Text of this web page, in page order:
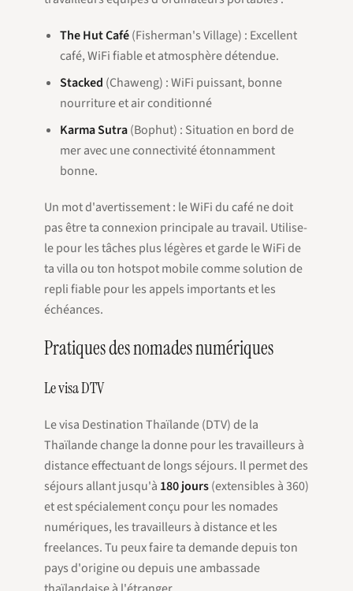
The Hut Café(Fisherman's Village) : Excellent
café, WiFi fiable et atmosphère détendue.
Stacked (Chaweng) : WiFi puissant, bonne
nourriture et air conditionné
Karma Sutra(Bophut) : Situation en bord de
mer avec une connectivité étonnamment
bonne.
Un mot d'avertissement : le WiFi du café ne doit
pas être ta connexion principale au travail. Utilise-
le pour les tâches plus légères et garde le WiFi de
ta villa ou ton hotspot mobile comme solution de
repli fiable pour les appels importants et les
échéances.
Pratiques des nomades numériques
Le visa DTV
Le visa Destination Thaïlande (DTV) de la
Thaïlande change la donne pour les travailleurs à
distance effectuant de longs séjours. Il permet des
séjours allant jusqu'à 180 jours(extensibles à 360)
et est spécialement conçu pour les nomades
numériques, les travailleurs à distance et les
freelances. Tu peux faire ta demande depuis ton
pays d'origine ou depuis une ambassade